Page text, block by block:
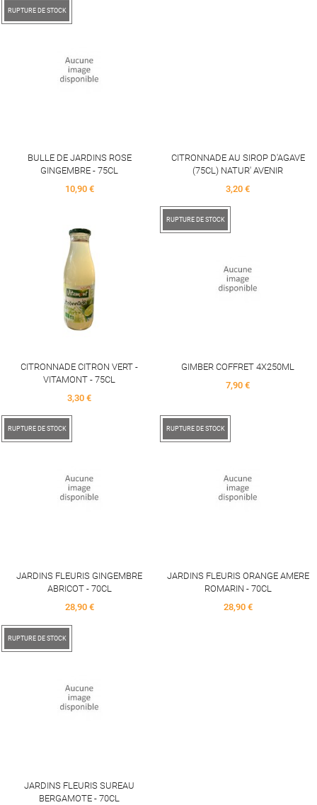
RUPTURE DE STOCK
BULLE DE JARDINS ROSE
GINGEMBRE - 75CL
Price
10,90 €
CITRONNADE AU SIROP D'AGAVE
(75CL) NATUR' AVENIR
Price
3,20 €
CITRONNADE CITRON VERT -
VITAMONT - 75CL
Price
3,30 €
RUPTURE DE STOCK
GIMBER COFFRET 4X250ML
Price
7,90 €
RUPTURE DE STOCK
JARDINS FLEURIS GINGEMBRE
ABRICOT - 70CL
Price
28,90 €
RUPTURE DE STOCK
JARDINS FLEURIS ORANGE AMERE
ROMARIN - 70CL
Price
28,90 €
RUPTURE DE STOCK
JARDINS FLEURIS SUREAU
BERGAMOTE - 70CL